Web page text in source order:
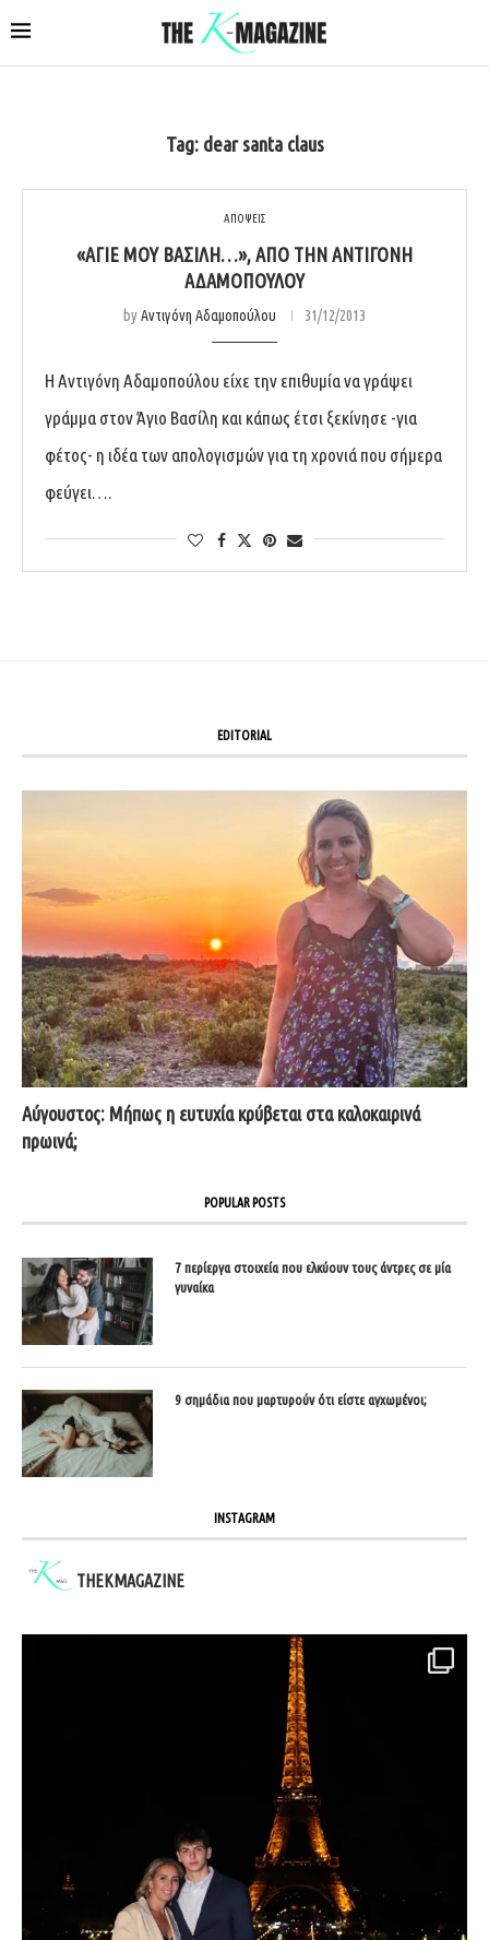
Tag: dear santa claus
ΑΠΟΨΕΙΣ
«ΆΓΙΕ ΜΟΥ ΒΑΣΊΛΗ…», ΑΠΌ ΤΗΝ ΑΝΤΙΓΌΝΗ
ΑΔΑΜΟΠΟΎΛΟΥ
byΑντιγόνη Αδαμοπούλου 31/12/2013
Η Αντιγόνη Αδαμοπούλου είχε την επιθυμία να γράψει
γράμμα στον Άγιο Βασίλη και κάπως έτσι ξεκίνησε -για
φέτος- η ιδέα των απολογισμών για τη χρονιά που σήμερα
φεύγει….
EDITORIAL
Αύγουστος: Μήπως η ευτυχία κρύβεται στα καλοκαιρινά
πρωινά;
POPULAR POSTS
7 περίεργα στοιχεία που ελκύουν τους άντρες σε μία
γυναίκα
9 σημάδια που μαρτυρούν ότι είστε αγχωμένοι;
INSTAGRAM
THEKMAGAZINE